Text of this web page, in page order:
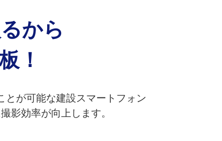
から
！
とが可能な建設スマートフォン
影効率が向上します。